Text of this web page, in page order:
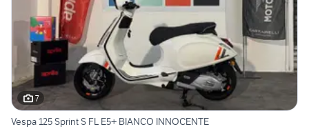
7
Vespa 125 Sprint S FL E5+ BIANCO INNOCENTE